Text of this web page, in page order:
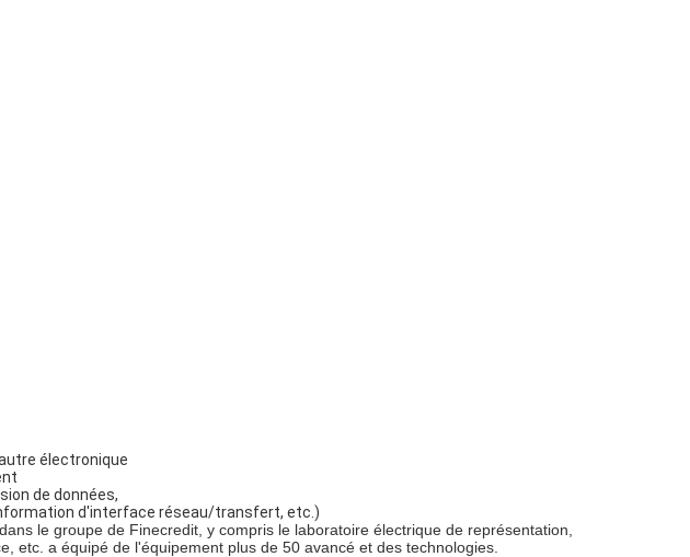
électronique
de données,
d'interface réseau/transfert, etc.)
le groupe de Finecredit, y compris le laboratoire électrique de représentation,
etc. a équipé de l'équipement plus de 50 avancé et des technologies.